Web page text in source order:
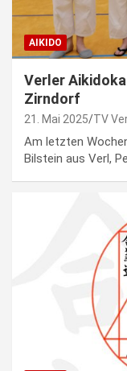
AIKIDO
Verler
Zirndorf
21. Mai 2025 TV
Am letzten
Bilstein aus Verl,